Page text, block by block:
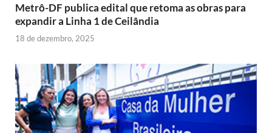
Metrô-DF publica edital que retoma as obras para
expandir a Linha 1 de Ceilândia
18 de dezembro, 2025